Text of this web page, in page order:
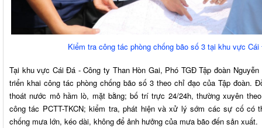
Kiểm tra công tác phòng chống bão số 3 tại khu vực
Tại khu vực Cái Đá - Công ty Than Hòn Gai, Phó TGĐ Tập đoàn
triển khai công tác phòng chống bão số 3 theo chỉ đạo của Tập đoàn.
thoát nước mỏ hầm lò, mặt bằng; bố trí trực 24/24h, thường xuyên
công tác PCTT-TKCN; kiểm tra, phát hiện và xử lý sớm các sự cố có
chống mưa lớn, kéo dài, không để ảnh hưởng của mưa bão đến sản xuất.